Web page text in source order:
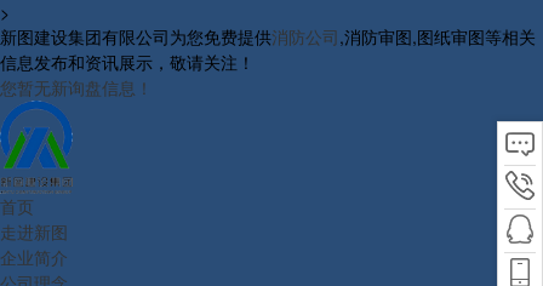
>
新图建设集团有限公司为您免费提供消防公司,消防审图,图纸审图等相关
信息发布和资讯展示，敬请关注！
您暂无新询盘信息！
首页
走进新图
企业简介